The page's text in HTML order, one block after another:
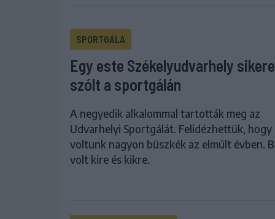
SPORTGÁLA
Egy este Székelyudvarhely
szólt a sportgálán
A negyedik alkalommal tartották meg az
Udvarhelyi Sportgálát. Felidézhettük, hogy
voltunk nagyon büszkék az elmúlt évben.
volt kire és kikre.